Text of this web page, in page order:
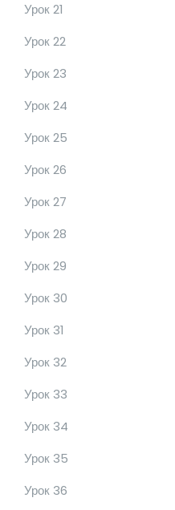
Урок 21
Урок 22
Урок 23
Урок 24
Урок 25
Урок 26
Урок 27
Урок 28
Урок 29
Урок 30
Урок 31
Урок 32
Урок 33
Урок 34
Урок 35
Урок 36